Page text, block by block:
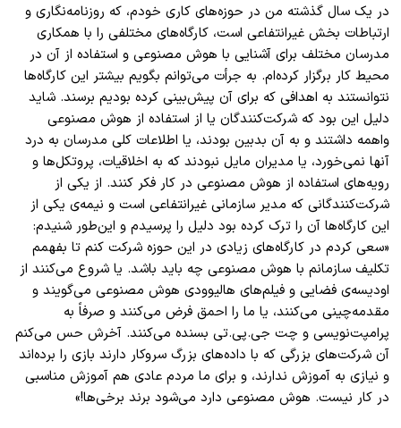
در یک سال گذشته من در حوزه‌های کاری خودم، که روزنامه‌نگاری و
ارتباطات بخش غیرانتفاعی است، کارگاه‌های مختلفی را با همکاری
مدرسان مختلف برای آشنایی با هوش مصنوعی و استفاده از آن در
محیط کار برگزار کرده‌ام. به جرأت می‌توانم بگویم بیشتر این کارگاه‌ها
نتوانستند به اهدافی که برای آن پیش‌بینی کرده بودیم برسند. شاید
دلیل این بود که شرکت‌کنندگان یا از استفاده از هوش مصنوعی
واهمه داشتند و به آن بدبین بودند، یا اطلاعات کلی مدرسان به درد
آنها نمی‌خورد، یا مدیران مایل نبودند که به اخلاقیات، پروتکل‌ها و
رویه‌های استفاده از هوش مصنوعی در کار فکر کنند. از یکی از
شرکت‌کنندگانی که مدیر سازمانی غیرانتفاعی است و نیمه‌ی یکی از
این کارگاه‌ها آن را ترک کرده بود دلیل را پرسیدم و این‌طور شنیدم:
«سعی کردم در کارگاه‌های زیادی در این حوزه شرکت کنم تا بفهمم
تکلیف سازمانم با هوش مصنوعی چه باید باشد. یا شروع می‌کنند از
اودیسه‌ی فضایی و فیلم‌های هالیوودی هوش مصنوعی می‌گویند و
مقدمه‌چینی می‌کنند، یا ما را احمق فرض می‌کنند و صرفاً به
پرامپت‌نویسی و چت‌ جی.پی.تی بسنده می‌کنند. آخرش حس می‌کنم
آن شرکت‌های بزرگی که با داده‌های بزرگ سروکار دارند بازی را برده‌اند
و نیازی به آموزش ندارند، و برای ما مردم عادی هم آموزش مناسبی
در کار نیست. هوش مصنوعی دارد می‌شود برند برخی‌ها!»